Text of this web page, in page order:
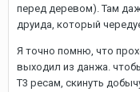
перед деревом). Там
друида, который
Я точно помню, что
выходил из данжа.
Т3 ресам, скинуть